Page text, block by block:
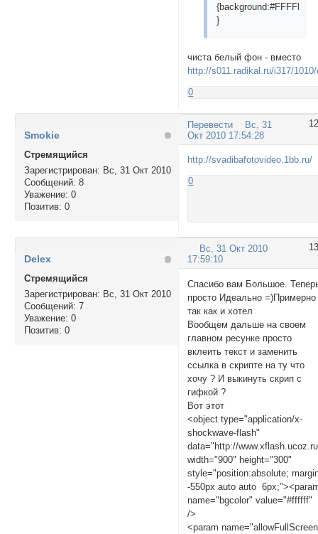
{background:#FFFFFF;
}
чиста белый фон - вместо
http://s011.radikal.ru/i317/
0
Перевести 12
Вс, 31
Окт 2010 17:54:28
Smokie
Стремящийся
Зарегистрирован: Вс, 31 Окт 2010
Сообщений: 8
Уважение: 0
Позитив: 0
http://svadibafotovideo.1bb.ru/
0
13
Вс, 31 Окт 2010
17:59:10
Delex
Стремящийся
Зарегистрирован: Вс, 31 Окт 2010
Сообщений: 7
Уважение: 0
Позитив: 0
Спасибо вам Большое.
просто Идеально =)Примерно
так как и хотел
Вообщем дальше на своем
главном ресунке просто
вклеить текст и заменить
ссылка в скрипте на ту что
хочу ? И выкинуть скрип с
гифкой ?
Вот этот
<object type="application/x-
shockwave-flash"
data="http://
width="900" height="300"
style="position:absolute;
-550px auto auto
name="bgcolor" value="#ffffff"
/>
<param